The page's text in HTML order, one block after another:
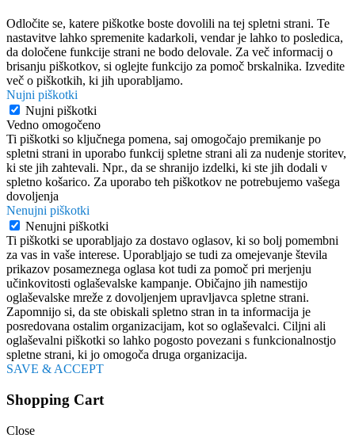
Odločite se, katere piškotke boste dovolili na tej spletni strani. Te
nastavitve lahko spremenite kadarkoli, vendar je lahko to posledica,
da določene funkcije strani ne bodo delovale. Za več informacij o
brisanju piškotkov, si oglejte funkcijo za pomoč brskalnika. Izvedite
več o piškotkih, ki jih uporabljamo.
Nujni piškotki
Nujni piškotki
Vedno omogočeno
Ti piškotki so ključnega pomena, saj omogočajo premikanje po
spletni strani in uporabo funkcij spletne strani ali za nudenje storitev,
ki ste jih zahtevali. Npr., da se shranijo izdelki, ki ste jih dodali v
spletno košarico. Za uporabo teh piškotkov ne potrebujemo vašega
dovoljenja
Nenujni piškotki
Nenujni piškotki
Ti piškotki se uporabljajo za dostavo oglasov, ki so bolj pomembni
za vas in vaše interese. Uporabljajo se tudi za omejevanje števila
prikazov posameznega oglasa kot tudi za pomoč pri merjenju
učinkovitosti oglaševalske kampanje. Običajno jih namestijo
oglaševalske mreže z dovoljenjem upravljavca spletne strani.
Zapomnijo si, da ste obiskali spletno stran in ta informacija je
posredovana ostalim organizacijam, kot so oglaševalci. Ciljni ali
oglaševalni piškotki so lahko pogosto povezani s funkcionalnostjo
spletne strani, ki jo omogoča druga organizacija.
SAVE & ACCEPT
Shopping Cart
Close